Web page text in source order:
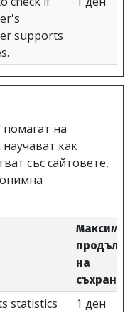
supports
помагат на
как
със сайтовете,
на
statistics
1 ден